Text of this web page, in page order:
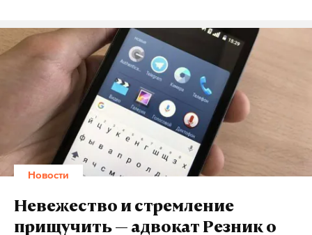
Новости
Невежество и стремление
прищучить — адвокат Резник о